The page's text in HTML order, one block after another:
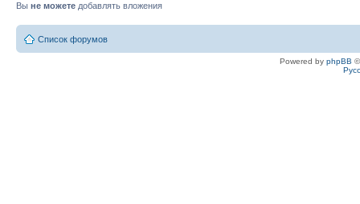
Вы не можете добавлять вложения
Список форумов
Powered by phpBB